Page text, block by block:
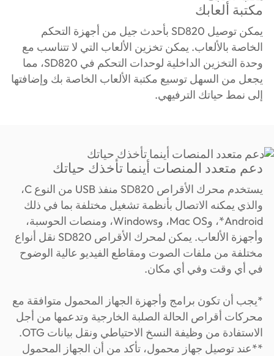
مكتبة ألعابك
يمكن توصيل SD820 بأحدث جيل من أجهزة التحكم
الخاصة بالألعاب. يمكن تخزين الألعاب التي لا تتناسب مع
وحدة التخزين الداخلية لوحدات التحكم في SD820، مما
يجعل من السهل توسيع مكتبة الألعاب الخاصة بك وإضافتها
إلى نمط حياتك الترفيهي.
دعم متعدد المنصات أينما تأخذك حياتك
يستخدم محرك الأقراص SD820 منفذ USB من النوع C،
والذي يمكنه الاتصال بأنظمة تشغيل مختلفة بما في ذلك
Android*، وMac OS، وWindows، ومنصات الحوسبة،
وأجهزة الألعاب. يمكن لمحرك الأقراص SD820 نقل أنواع
مختلفة من ملفات الصوت ومقاطع الفيديو عالية الوضوح
في أي وقت وفي أي مكان.
*يجب أن تكون برامج وأجهزة الجهاز المحمول متوافقة مع
محركات أقراص الحالة الصلبة الخارجية وتدعمها من أجل
الاستفادة من وظيفة النسخ الاحتياطي ونقل بيانات OTG.
**عند توصيل جهاز محمول، تأكد من أن الجهاز المحمول